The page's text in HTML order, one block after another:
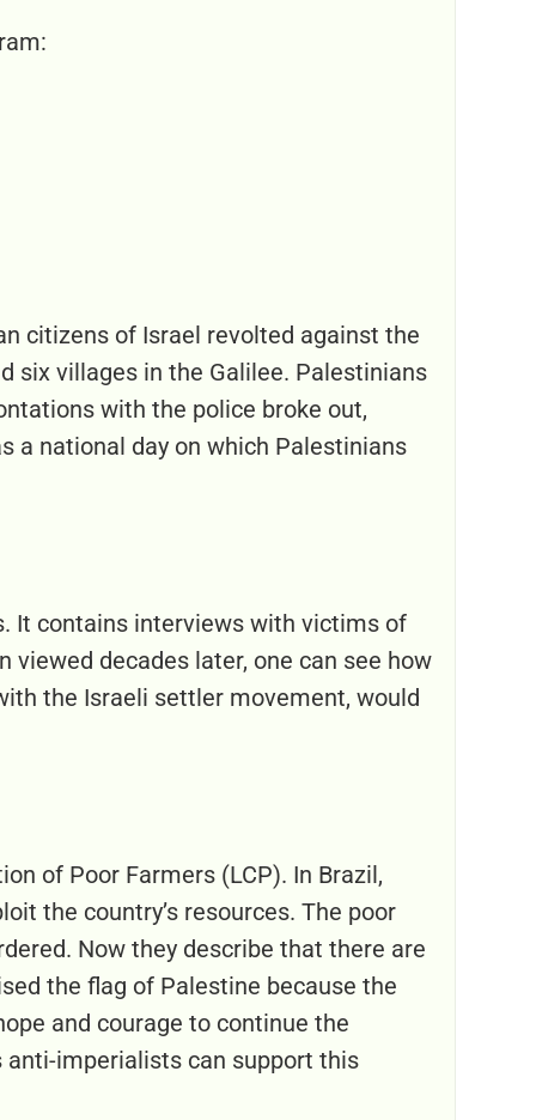
citizens of Israel revolted against the
six villages in the Galilee. Palestinians
with the police broke out,
a national day on which Palestinians
It contains interviews with victims of
decades later, one can see how
the Israeli settler movement, would
of Poor Farmers (LCP). In Brazil,
the country’s resources. The poor
Now they describe that there are
the flag of Palestine because the
and courage to continue the
imperialists can support this